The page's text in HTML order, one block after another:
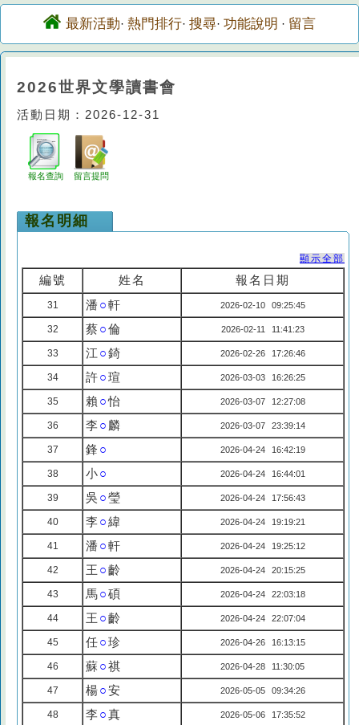
最新活動· 熱門排行· 搜尋· 功能說明 · 留言
2026世界文學讀書會
活動日期：2026-12-31
報名查詢 留言提問
報名明細
顯示全部
編號 姓名 報名日期
31 潘 ○軒 2026-02-10 09:25:45
32 蔡○倫 2026-02-11 11:41:23
33 江 ○錡 2026-02-26 17:26:46
34 許○瑄 2026-03-03 16:26:25
35 賴 ○怡 2026-03-07 12:27:08
36 李○ 麟 2026-03-07 23:39:14
37 鋒 ○ 2026-04-24 16:42:19
38 小○ 2026-04-24 16:44:01
39 吳 ○瑩 2026-04-24 17:56:43
40 李○緯 2026-04-24 19:19:21
41 潘 ○軒 2026-04-24 19:25:12
42 王 ○齡 2026-04-24 20:15:25
43 馬○碩 2026-04-24 22:03:18
44 王 ○齡 2026-04-24 22:07:04
45 任○珍 2026-04-26 16:13:15
46 蘇○祺 2026-04-28 11:30:05
47 楊○安 2026-05-05 09:34:26
48 李○真 2026-05-06 17:35:52